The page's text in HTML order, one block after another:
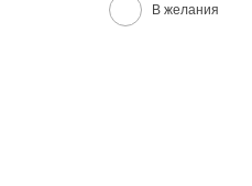
В желания